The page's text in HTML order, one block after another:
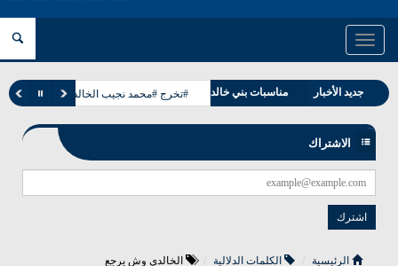
Toggle
navigation
جديد الأخبار مناسبات بني خالد #تخرج #محمد نجيب الخالدي
الاشتراك
الرئيسية الكلمات الدلالية الخالدي وش يرجع